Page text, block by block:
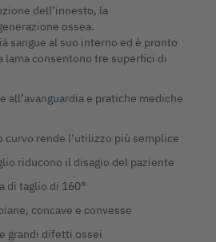
dell’innesto, la
ossea.
sangue al suo interno ed è pronto
consentono tre superfici di
all’avanguardia e pratiche mediche
curvo rende l’utilizzo più semplice
riducono il disagio del paziente
di taglio di 160°
concave e convesse
grandi difetti ossei